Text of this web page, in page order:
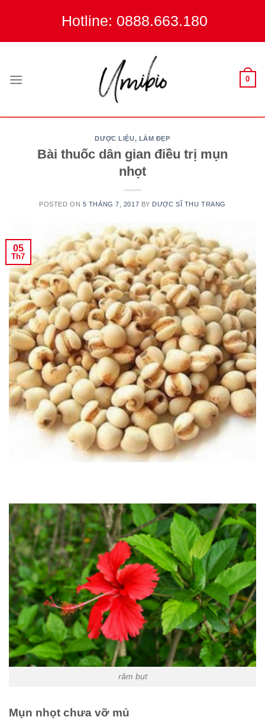
Hotline: 0888.663.180
0
DƯỢC LIỆU, LÀM ĐẸP
Bài thuốc dân gian điều trị mụn
nhọt
POSTED ON 5 THÁNG 7, 2017 BY DƯỢC SĨ THU TRANG
05
Th7
râm bụt
Mụn nhọt chưa vỡ mủ